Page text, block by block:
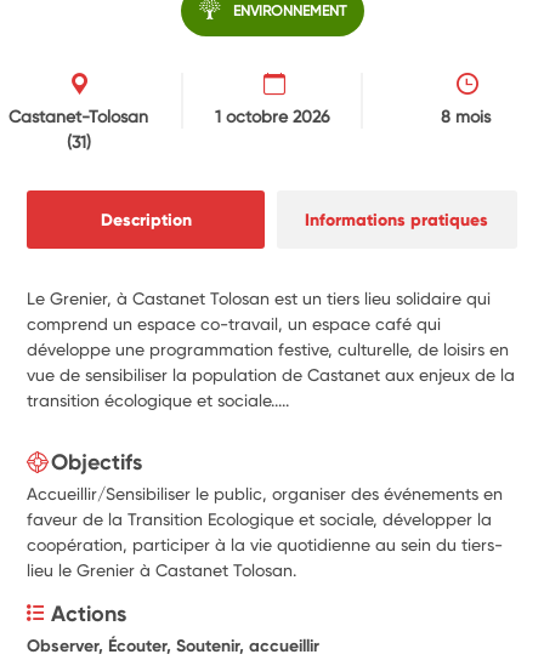
ENVIRONNEMENT
Castanet-Tolosan
(31)
1 octobre 2026 8 mois
Description Informations pratiques
Le Grenier, à Castanet Tolosan est un tiers lieu solidaire qui
comprend un espace co-travail, un espace café qui
développe une programmation festive, culturelle, de loisirs en
vue de sensibiliser la population de Castanet aux enjeux de la
transition écologique et sociale.....
Objectifs
Accueillir/Sensibiliser le public, organiser des événements en
faveur de la Transition Ecologique et sociale, développer la
coopération, participer à la vie quotidienne au sein du tiers-
lieu le Grenier à Castanet Tolosan.
Actions
Observer, Écouter, Soutenir, accueillir